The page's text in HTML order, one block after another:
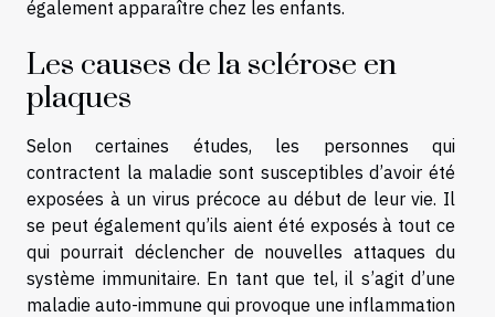
également apparaître chez les enfants.
Les causes de la sclérose en
plaques
Selon certaines études, les personnes qui
contractent la maladie sont susceptibles d’avoir été
exposées à un virus précoce au début de leur vie. Il
se peut également qu’ils aient été exposés à tout ce
qui pourrait déclencher de nouvelles attaques du
système immunitaire. En tant que tel, il s’agit d’une
maladie auto-immune qui provoque une inflammation